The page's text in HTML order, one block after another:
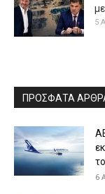
5
ΠΡΟΣΦΑΤΑ
6